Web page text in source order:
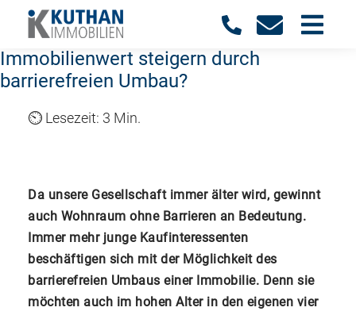
Immobilienwert steigern durch
barrierefreien Umbau?
3 Min.
Da unsere Gesellschaft immer älter wird, gewinnt
auch Wohnraum ohne Barrieren an Bedeutung.
Immer mehr junge Kaufinteressenten
beschäftigen sich mit der Möglichkeit des
barrierefreien Umbaus einer Immobilie. Denn sie
möchten auch im hohen Alter in den eigenen vier